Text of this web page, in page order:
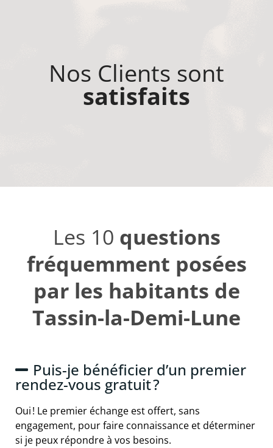
Nos Clients sont
satisfaits
Les 10 questions
fréquemment posées
par les habitants de
Tassin-la-Demi-Lune
Puis-je bénéficier d’un premier
rendez-vous gratuit ?
Oui ! Le premier échange est offert, sans
engagement, pour faire connaissance et déterminer
si je peux répondre à vos besoins.